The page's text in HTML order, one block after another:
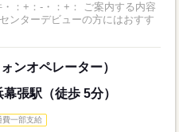
+： ご案内する内容
ンターデビューの方にはおすす
ンオペレーター）
張駅（徒歩 5分）
費一部支給